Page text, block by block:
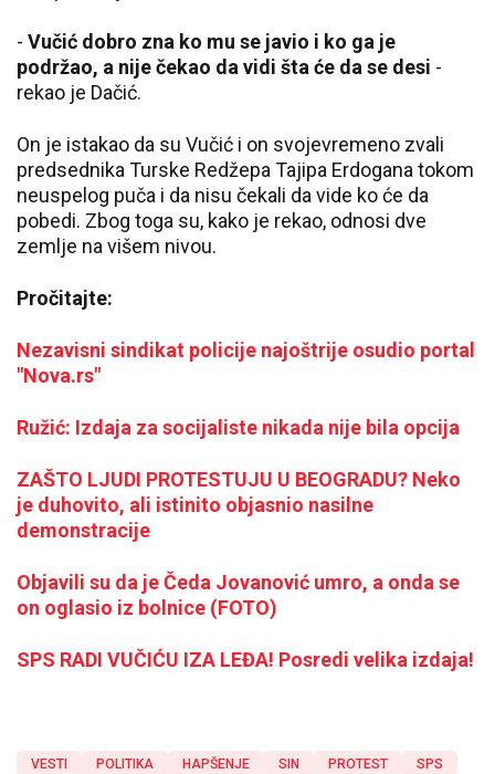
- Vučić dobro zna ko mu se javio i ko ga je
podržao, a nije čekao da vidi šta će da se desi -
rekao je Dačić.
On je istakao da su Vučić i on svojevremeno zvali
predsednika Turske Redžepa Tajipa Erdogana tokom
neuspelog puča i da nisu čekali da vide ko će da
pobedi. Zbog toga su, kako je rekao, odnosi dve
zemlje na višem nivou.
Pročitajte:
Nezavisni sindikat policije najoštrije osudio portal
"Nova.rs"
Ružić: Izdaja za socijaliste nikada nije bila opcija
ZAŠTO LJUDI PROTESTUJU U BEOGRADU? Neko
je duhovito, ali istinito objasnio nasilne
demonstracije
Objavili su da je Čeda Jovanović umro, a onda se
on oglasio iz bolnice (FOTO)
SPS RADI VUČIĆU IZA LEĐA! Posredi velika izdaja!
VESTI POLITIKA HAPŠENJE SIN PROTEST SPS